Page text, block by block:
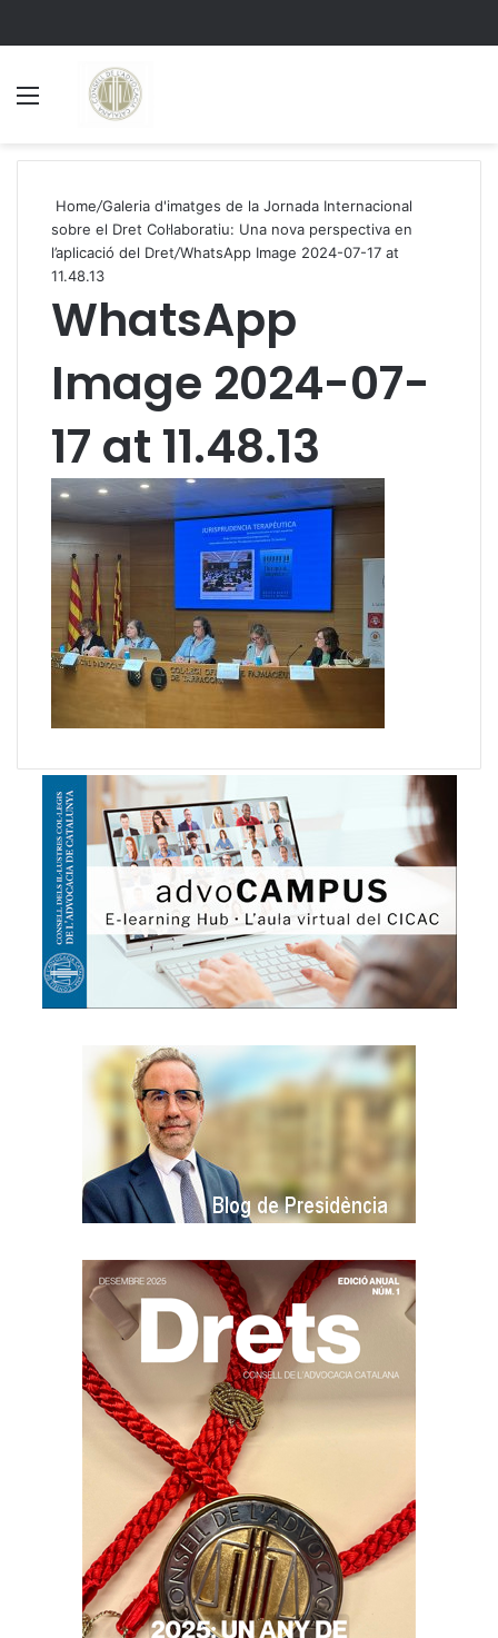
Home/Galeria d'imatges de la Jornada Internacional
sobre el Dret Col·laboratiu: Una nova perspectiva en
l’aplicació del Dret/WhatsApp Image 2024-07-17 at
11.48.13
WhatsApp
Image 2024-07-
17 at 11.48.13